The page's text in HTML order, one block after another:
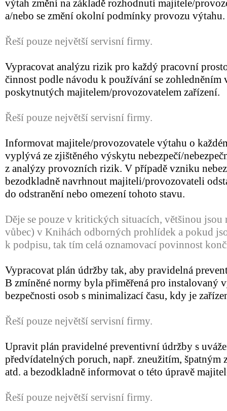
výtah změní na základě rozhodnutí majitele/
a/nebo se změní okolní podmínky provozu výtahu.
Řeší pouze největší servisní firmy.
Vypracovat analýzu rizik pro každý pracovní
činnost podle návodu k používání se zohledněním
poskytnutých majitelem/provozovatelem zařízení.
Řeší pouze největší servisní firmy.
Informovat majitele/provozovatele výtahu o
vyplývá ze zjištěného výskytu nebezpečí/
z analýzy provozních rizik. V případě vzniku
bezodkladně navrhnout majiteli/provozovateli
do odstranění nebo omezení tohoto stavu.
Děje se pouze v kritických situacích, většinou jsou
vůbec) v Knihách odborných prohlídek a pokud
k podpisu, tak tím celá oznamovací povinnost
Vypracovat plán údržby tak, aby pravidelná
B zmíněné normy byla přiměřená pro instalovaný
bezpečnosti osob s minimalizací času, kdy je
Řeší pouze největší servisní firmy.
Upravit plán pravidelné preventivní údržby s
předvídatelných poruch, např. zneužitím, špatným
atd. a bezodkladně informovat o této úpravě
Řeší pouze největší servisní firmy.